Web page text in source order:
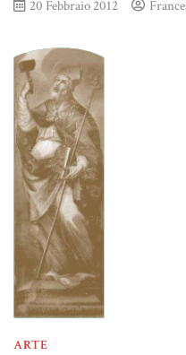
20 Febbraio 2012
ARTE